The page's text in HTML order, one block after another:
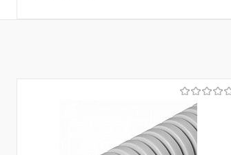
Купить в 1 клик
Сравнение
Недоступно